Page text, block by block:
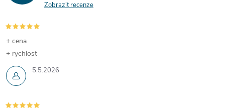
Zobrazit recenze
5.5.2026
+ cena
+ rychlost